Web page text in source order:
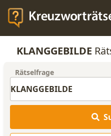
KLANGGEBILDE
Rätselfrage